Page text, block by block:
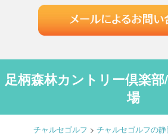
足柄森林カントリー倶楽
場
チャルセゴルフ > チャルセゴルフの